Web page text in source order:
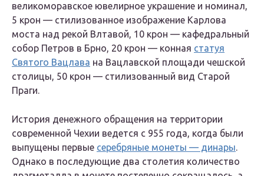
великоморавское ювелирное украшение и номинал,
5 крон — стилизованное изображение Карлова
моста над рекой Влтавой, 10 крон — кафедральный
собор Петров в Брно, 20 крон — конная статуя
Святого Вацлава на Вацлавской площади чешской
столицы, 50 крон — стилизованный вид Старой
Праги.
История денежного обращения на территории
современной Чехии ведется с 955 года, когда были
выпущены первые серебряные монеты — динары.
Однако в последующие два столетия количество